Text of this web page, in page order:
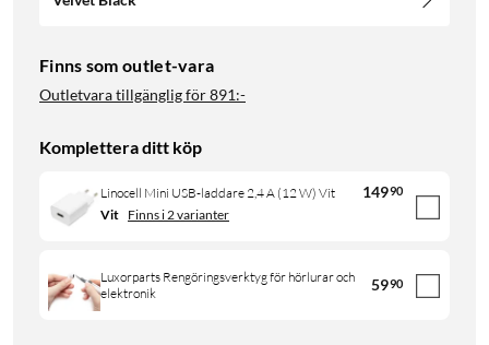
Finns som outlet-vara
Outletvara tillgänglig för891:-
Komplettera ditt köp
Linocell Mini USB-laddare 2,4 A (12 W) Vit 14990
Vit Finns i 2 varianter
Luxorparts Rengöringsverktyg för hörlurar och
elektronik
5990